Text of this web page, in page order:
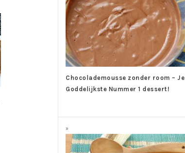
Chocolademousse zonder room – Je
Goddelijkste Nummer 1 dessert!